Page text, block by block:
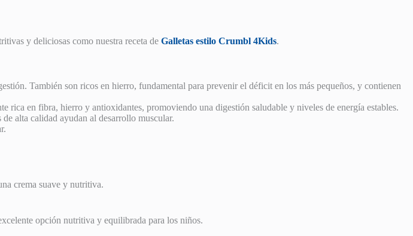
y deliciosas como nuestra receta de Galletas estilo Crumbl 4Kids.
También son ricos en hierro, fundamental para prevenir el déficit en los más pequeños, y contienen
rica en fibra, hierro y antioxidantes, promoviendo una digestión saludable y niveles de energía estables.
alta calidad ayudan al desarrollo muscular.
crema suave y nutritiva.
opción nutritiva y equilibrada para los niños.